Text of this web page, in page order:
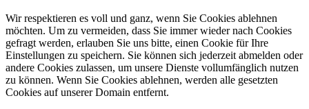
Wir respektieren es voll und ganz, wenn Sie Cookies ablehnen
möchten. Um zu vermeiden, dass Sie immer wieder nach Cookies
gefragt werden, erlauben Sie uns bitte, einen Cookie für Ihre
Einstellungen zu speichern. Sie können sich jederzeit abmelden oder
andere Cookies zulassen, um unsere Dienste vollumfänglich nutzen
zu können. Wenn Sie Cookies ablehnen, werden alle gesetzten
Cookies auf unserer Domain entfernt.